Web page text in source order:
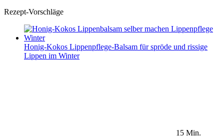
Rezept-Vorschläge
Honig-Kokos Lippenpflege-Balsam für spröde und rissige
Lippen im Winter
15 Min.